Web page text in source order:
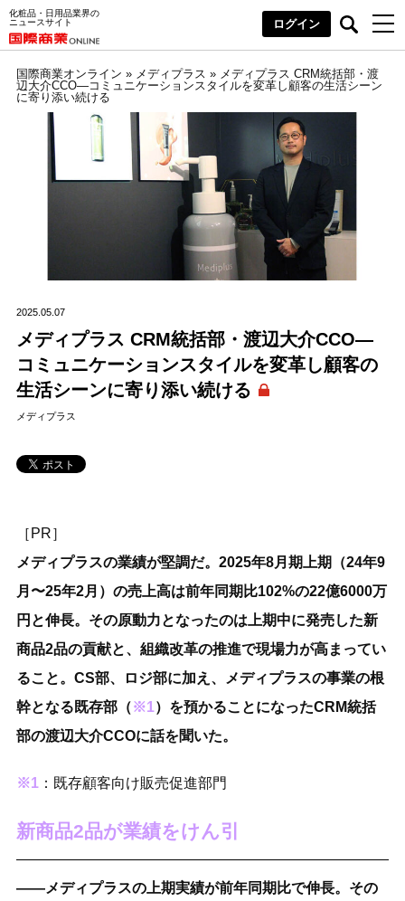
化粧品・日用品業界の
ニュースサイト
ログイン
国際商業オンライン » メディプラス » メディプラス CRM統括部・渡
辺大介CCO―コミュニケーションスタイルを変革し顧客の生活シーン
に寄り添い続ける
2025.05.07
メディプラス CRM統括部・渡辺大介CCO―
コミュニケーションスタイルを変革し顧客の
生活シーンに寄り添い続ける
メディプラス
［PR］
メディプラスの業績が堅調だ。2025年8月期上期（24年9
月〜25年2月）の売上高は前年同期比102%の22億6000万
円と伸長。その原動力となったのは上期中に発売した新
商品2品の貢献と、組織改革の推進で現場力が高まってい
ること。CS部、ロジ部に加え、メディプラスの事業の根
幹となる既存部（※1）を預かることになったCRM統括
部の渡辺大介CCOに話を聞いた。
※1：既存顧客向け販売促進部門
新商品2品が業績をけん引
――メディプラスの上期実績が前年同期比で伸長。その